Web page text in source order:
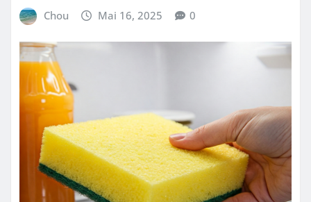
Chou Mai 16, 2025 0